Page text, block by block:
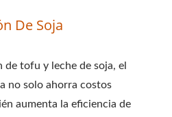
De Soja
de tofu y leche de soja, el
no solo ahorra costos
aumenta la eficiencia de